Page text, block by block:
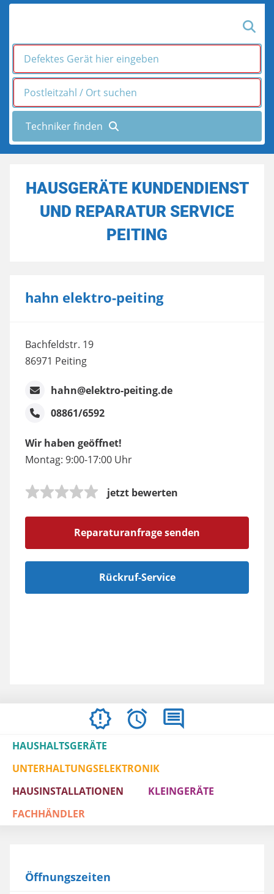
HAUSGERÄTE KUNDENDIENST
UND REPARATUR SERVICE
PEITING
hahn elektro-peiting
Bachfeldstr. 19
86971 Peiting
hahn@elektro-peiting.de
08861/6592
Wir haben geöffnet!
Montag: 9:00-17:00 Uhr
jetzt bewerten
Reparaturanfrage senden
Rückruf-Service
ÖFFNUNGSZEITEN
BEWERTUNGEN
IMPRESSUM
HAUSHALTSGERÄTE
UNTERHALTUNGSELEKTRONIK
HAUSINSTALLATIONEN
KLEINGERÄTE
FACHHÄNDLER
Öffnungszeiten